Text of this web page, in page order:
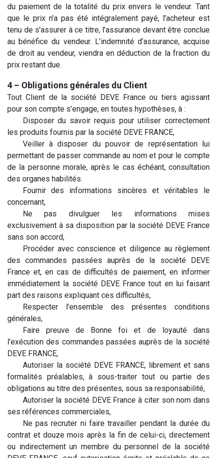
du paiement de la totalité du prix envers le vendeur. Tant
que le prix n’a pas été intégralement payé, l’acheteur est
tenu de s’assurer à ce titre, l’assurance devant être conclue
au bénéfice du vendeur. L’indemnité d’assurance, acquise
de droit au vendeur, viendra en déduction de la fraction du
prix restant due.
4 – Obligations générales du Client
Tout Client de la société DEVE France ou tiers agissant
pour son compte s’engage, en toutes hypothèses, à :
​Disposer du savoir requis pour utiliser correctement
les produits fournis par la société DEVE FRANCE,
​Veiller à disposer du pouvoir de représentation lui
permettant de passer commande au nom et pour le compte
de la personne morale, après le cas échéant, consultation
des organes habilités.
​Fournir des informations sincères et véritables le
concernant,
​Ne pas divulguer les informations mises
exclusivement à sa disposition par la société DEVE France
sans son accord,
​Procéder avec conscience et diligence au règlement
des commandes passées auprès de la société DEVE
France et, en cas de difficultés de paiement, en informer
immédiatement la société DEVE France tout en lui faisant
part des raisons expliquant ces difficultés,
​Respecter l’ensemble des présentes conditions
générales,
​Faire preuve de Bonne foi et de loyauté dans
l’exécution des commandes passées auprès de la société
DEVE FRANCE,
​Autoriser la société DEVE FRANCE, librement et sans
formalités préalables, à sous-traiter tout ou partie des
obligations au titre des présentes, sous sa responsabilité,
​Autoriser la société DEVE France à citer son nom dans
ses références commerciales,
​Ne pas recruter ni faire travailler pendant la durée du
contrat et douze mois après la fin de celui-ci, directement
ou indirectement un membre du personnel de la société